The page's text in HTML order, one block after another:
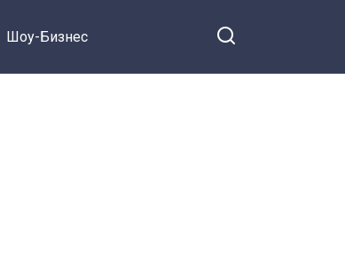
Шоу-Бизнес